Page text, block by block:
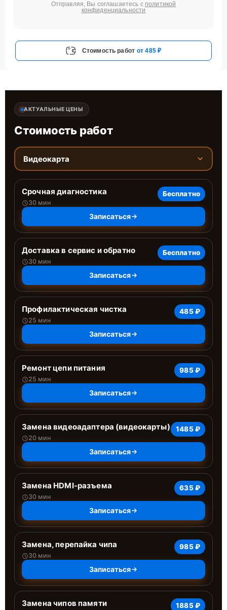
Отправляя, Вы соглашаетесь с политикой
конфиденциальности
Стоимость работ от 485 ₽
АКТУАЛЬНЫЕ ЦЕНЫ
Стоимость работ
Видеокарта
Срочная диагностика
30 мин
Бесплатно
Записаться
Доставка в сервис и обратно
30 мин
Бесплатно
Записаться
Профилактическая чистка
25 мин
485 ₽
Записаться
Ремонт цепи питания
25 мин
985 ₽
Записаться
Замена видеоадаптера (видеокарты)
20 мин
1485 ₽
Записаться
Замена HDMI-разъема
30 мин
635 ₽
Записаться
Замена, перепайка чипа
30 мин
985 ₽
Записаться
Замена чипов памяти 1885 ₽